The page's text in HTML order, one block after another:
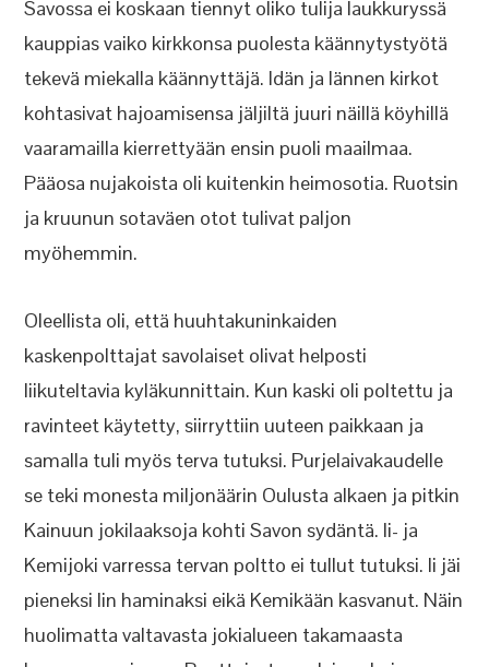
Savossa ei koskaan tiennyt oliko tulija laukkuryssä
kauppias vaiko kirkkonsa puolesta käännytystyötä
tekevä miekalla käännyttäjä. Idän ja lännen kirkot
kohtasivat hajoamisensa jäljiltä juuri näillä köyhillä
vaaramailla kierrettyään ensin puoli maailmaa.
Pääosa nujakoista oli kuitenkin heimosotia. Ruotsin
ja kruunun sotaväen otot tulivat paljon
myöhemmin.
Oleellista oli, että huuhtakuninkaiden
kaskenpolttajat savolaiset olivat helposti
liikuteltavia kyläkunnittain. Kun kaski oli poltettu ja
ravinteet käytetty, siirryttiin uuteen paikkaan ja
samalla tuli myös terva tutuksi. Purjelaivakaudelle
se teki monesta miljonäärin Oulusta alkaen ja pitkin
Kainuun jokilaaksoja kohti Savon sydäntä. Ii- ja
Kemijoki varressa tervan poltto ei tullut tutuksi. Ii jäi
pieneksi Iin haminaksi eikä Kemikään kasvanut. Näin
huolimatta valtavasta jokialueen takamaasta